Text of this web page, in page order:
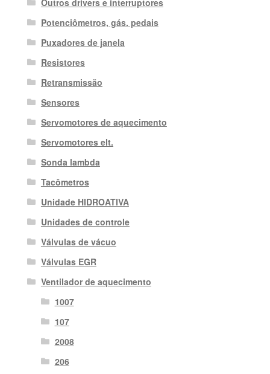
Potenciômetros, gás. pedais
Puxadores de janela
Resistores
Retransmissão
Sensores
Servomotores de aquecimento
Servomotores elt.
Sonda lambda
Tacômetros
Unidade HIDROATIVA
Unidades de controle
Válvulas de vácuo
Válvulas EGR
Ventilador de aquecimento
1007
107
2008
206